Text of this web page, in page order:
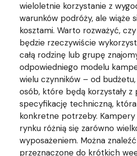
wieloletnie korzystanie z
warunków podróży, ale wiąże
kosztami. Warto rozważyć,
będzie rzeczywiście
całą rodzinę lub grupę
odpowiedniego modelu
wielu czynników – od
osób, które będą korzystały z
specyfikację techniczną, która
konkretne potrzeby.
rynku różnią się zarówno
wyposażeniem. Można
przeznaczone do krótkich